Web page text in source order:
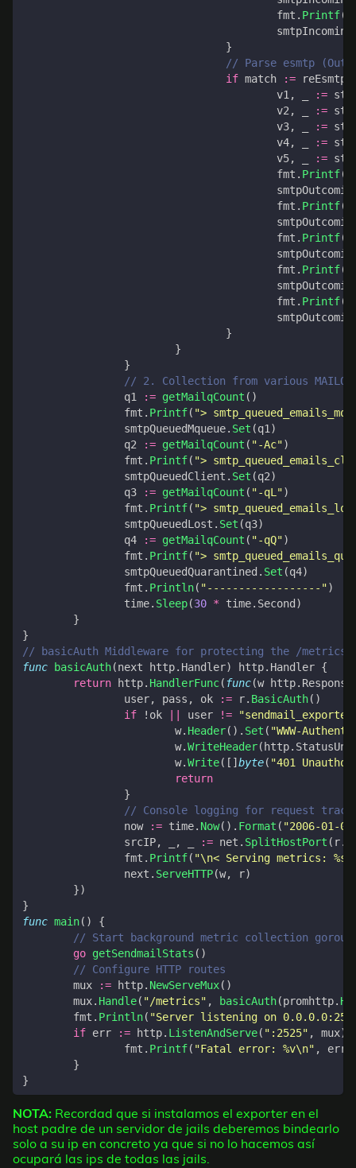
fmt . Printf(
}
// Parse esmtp
if match := reEsmtp
v1, :=
v2, :=
v3, :=
v4, :=
v5, :=
fmt . Printf(
fmt . Printf(
fmt . Printf(
fmt . Printf(
fmt . Printf(
}
}
}
// 2. Collection from various MAILQ
q1
:= getMailqCount ()
fmt . Printf( ">
smtpQueuedMqueue. Set (q1)
q2
:= getMailqCount ( "-Ac")
fmt . Printf( ">
smtpQueuedClient . Set (q2)
q3
:= getMailqCount ( "-qL")
fmt . Printf( ">
smtpQueuedLost . Set (q3)
q4
:= getMailqCount ( "-qQ")
fmt . Printf( ">
smtpQueuedQuarantined . Set (q4)
fmt . Println( "------------------")
time. Sleep(30 * time. Second )
}
}
// basicAuth Middleware for protecting the /metrics
func
basicAuth(next http. Handler) http. Handler {
return
http. HandlerFunc( func(w http.
user, pass , ok := r. BasicAuth()
if
! ok user !=
w. Header(). Set ( "WWW-
w.WriteHeader( http.
w.Write([] byte( "401
return
}
// Console logging for request
now
:= time. Now(). Format ( "2006-01-
srcIP, , := net . SplitHostPort ( r.
fmt . Printf( "\n< Serving metrics: %s
next . ServeHTTP(w, r)
})
}
func main()
{
// Start background metric collection
go getSendmailStats ()
// Configure HTTP routes
mux
:= http. NewServeMux()
mux. Handle( "/metrics" , basicAuth(promhttp.
fmt . Println( "Server listening on
if err := http. ListenAndServe( ":2525" , mux);
fmt . Printf( "Fatal error: %v\n" , err
}
}
NOTA: Recordad que si instalamos el exporter en el
host padre de un servidor de jails deberemos bindearlo
solo a su ip en concreto ya que si no lo hacemos así
ocupará las ips de todas las jails.